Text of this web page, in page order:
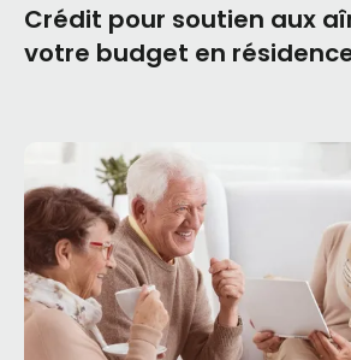
Crédit pour soutien aux
votre budget en